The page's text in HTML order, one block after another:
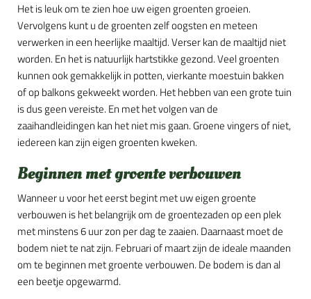
Het is leuk om te zien hoe uw eigen groenten groeien.
Vervolgens kunt u de groenten zelf oogsten en meteen
verwerken in een heerlijke maaltijd. Verser kan de maaltijd niet
worden. En het is natuurlijk hartstikke gezond. Veel groenten
kunnen ook gemakkelijk in potten, vierkante moestuin bakken
of op balkons gekweekt worden. Het hebben van een grote tuin
is dus geen vereiste. En met het volgen van de
zaaihandleidingen kan het niet mis gaan. Groene vingers of niet,
iedereen kan zijn eigen groenten kweken.
Beginnen met groente verbouwen
Wanneer u voor het eerst begint met uw eigen groente
verbouwen is het belangrijk om de groentezaden op een plek
met minstens 6 uur zon per dag te zaaien. Daarnaast moet de
bodem niet te nat zijn. Februari of maart zijn de ideale maanden
om te beginnen met groente verbouwen. De bodem is dan al
een beetje opgewarmd.